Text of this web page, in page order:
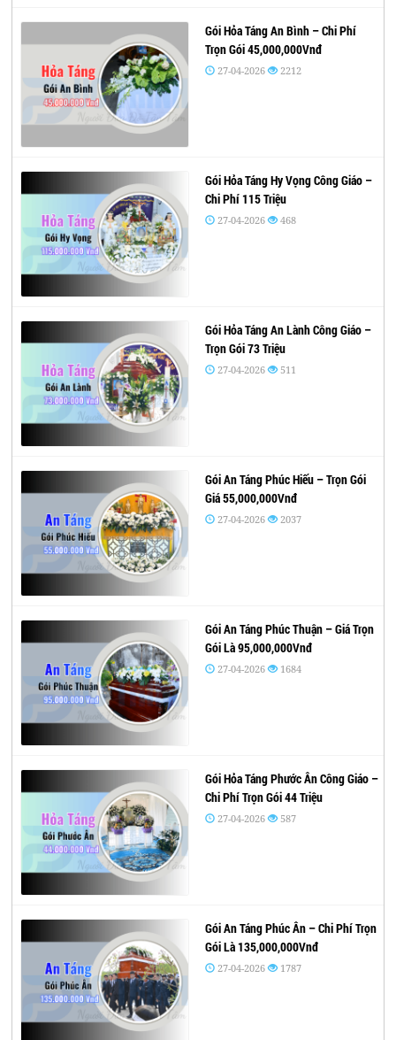
Gói Hỏa Táng An Bình – Chi Phí
Trọn Gói 45,000,000Vnđ
27-04-2026 2212
Gói Hỏa Táng Hy Vọng Công Giáo –
Chi Phí 115 Triệu
27-04-2026 468
Gói Hỏa Táng An Lành Công Giáo –
Trọn Gói 73 Triệu
27-04-2026 511
Gói An Táng Phúc Hiếu – Trọn Gói
Giá 55,000,000Vnđ
27-04-2026 2037
Gói An Táng Phúc Thuận – Giá Trọn
Gói Là 95,000,000Vnđ
27-04-2026 1684
Gói Hỏa Táng Phước Ân Công Giáo –
Chi Phí Trọn Gói 44 Triệu
27-04-2026 587
Gói An Táng Phúc Ân – Chi Phí Trọn
Gói Là 135,000,000Vnđ
27-04-2026 1787